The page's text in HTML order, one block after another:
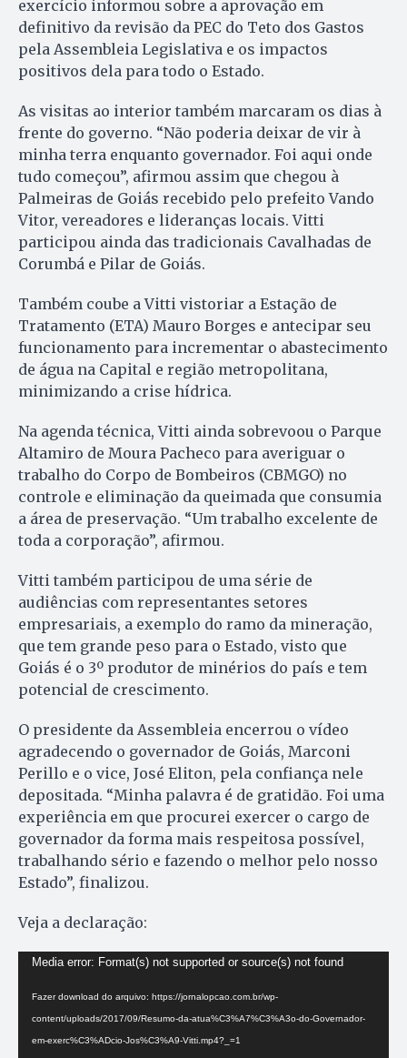
exercício informou sobre a aprovação em
definitivo da revisão da PEC do Teto dos Gastos
pela Assembleia Legislativa e os impactos
positivos dela para todo o Estado.
As visitas ao interior também marcaram os dias à
frente do governo. “Não poderia deixar de vir à
minha terra enquanto governador. Foi aqui onde
tudo começou”, afirmou assim que chegou à
Palmeiras de Goiás recebido pelo prefeito Vando
Vitor, vereadores e lideranças locais. Vitti
participou ainda das tradicionais Cavalhadas de
Corumbá e Pilar de Goiás.
Também coube a Vitti vistoriar a Estação de
Tratamento (ETA) Mauro Borges e antecipar seu
funcionamento para incrementar o abastecimento
de água na Capital e região metropolitana,
minimizando a crise hídrica.
Na agenda técnica, Vitti ainda sobrevoou o Parque
Altamiro de Moura Pacheco para averiguar o
trabalho do Corpo de Bombeiros (CBMGO) no
controle e eliminação da queimada que consumia
a área de preservação. “Um trabalho excelente de
toda a corporação”, afirmou.
Vitti também participou de uma série de
audiências com representantes setores
empresariais, a exemplo do ramo da mineração,
que tem grande peso para o Estado, visto que
Goiás é o 3º produtor de minérios do país e tem
potencial de crescimento.
O presidente da Assembleia encerrou o vídeo
agradecendo o governador de Goiás, Marconi
Perillo e o vice, José Eliton, pela confiança nele
depositada. “Minha palavra é de gratidão. Foi uma
experiência em que procurei exercer o cargo de
governador da forma mais respeitosa possível,
trabalhando sério e fazendo o melhor pelo nosso
Estado”, finalizou.
Veja a declaração:
Tocador
vídeo
Media error: Format(s) not supported or source(s) not found
Fazer download do arquivo: https://jornalopcao.com.br/wp-
content/uploads/2017/09/Resumo-da-atua%C3%A7%C3%A3o-do-Governador-
em-exerc%C3%ADcio-Jos%C3%A9-Vitti.mp4?_=1